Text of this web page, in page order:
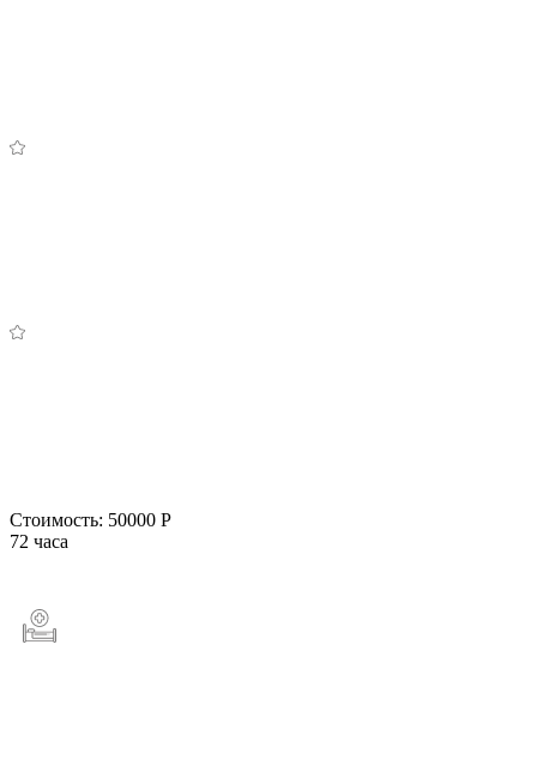
Стоимость: 50000 Р
72 часа